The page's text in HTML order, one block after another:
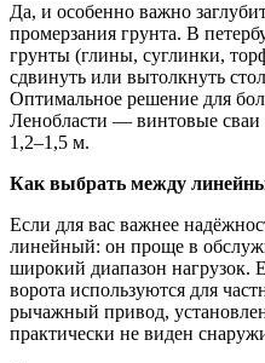
Да, и особенно важно
промерзания грунта. В
грунты (глины, суглинки,
сдвинуть или вытолкнуть
Оптимальное решение для
Ленобласти — винтовые сваи
1,2–1,5 м.
Как выбрать между
Если для вас важнее
линейный: он проще в
широкий диапазон нагрузок.
ворота используются для
рычажный привод,
практически не виден